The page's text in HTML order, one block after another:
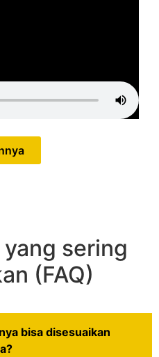
yang sering
(FAQ)
bisa disesuaikan